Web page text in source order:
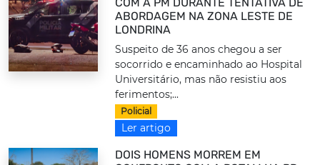
ABORDAGEM NA ZONA LESTE DE
LONDRINA
Suspeito de 36 anos chegou a ser
socorrido e encaminhado ao Hospital
Universitário, mas não resistiu aos
ferimentos;...
Policial
Ler artigo
DOIS HOMENS MORREM EM